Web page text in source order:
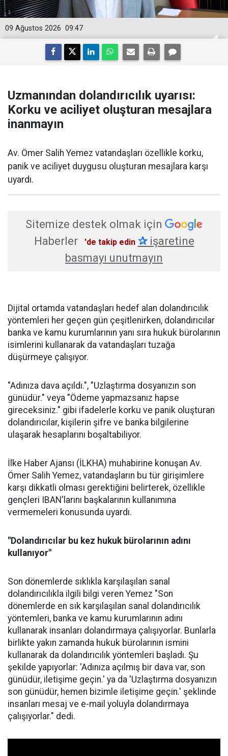
09:47
09 Ağustos 2026
Uzmanından dolandırıcılık uyarısı:
Korku ve aciliyet oluşturan mesajlara
inanmayın
Av. Ömer Salih Yemez vatandaşları özellikle korku,
panik ve aciliyet duygusu oluşturan mesajlara karşı
uyardı.
Sitemize destek olmak için
Haberler
'de takip edin ✰işaretine
basmayı unutmayın
Dijital ortamda vatandaşları hedef alan dolandırıcılık
yöntemleri her geçen gün çeşitlenirken, dolandırıcılar
banka ve kamu kurumlarının yanı sıra hukuk bürolarının
isimlerini kullanarak da vatandaşları tuzağa
düşürmeye çalışıyor.
"Adınıza dava açıldı.", "Uzlaştırma dosyanızın son
günüdür." veya "Ödeme yapmazsanız hapse
gireceksiniz." gibi ifadelerle korku ve panik oluşturan
dolandırıcılar, kişilerin şifre ve banka bilgilerine
ulaşarak hesaplarını boşaltabiliyor.
İlke Haber Ajansı (İLKHA) muhabirine konuşan Av.
Ömer Salih Yemez, vatandaşların bu tür girişimlere
karşı dikkatli olması gerektiğini belirterek, özellikle
gençleri IBAN'larını başkalarının kullanımına
vermemeleri konusunda uyardı.
"Dolandırıcılar bu kez hukuk bürolarının adını
kullanıyor"
Son dönemlerde sıklıkla karşılaşılan sanal
dolandırıcılıkla ilgili bilgi veren Yemez "Son
dönemlerde en sık karşılaşılan sanal dolandırıcılık
yöntemleri, banka ve kamu kurumlarının adını
kullanarak insanları dolandırmaya çalışıyorlar. Bunlarla
birlikte yakın zamanda hukuk bürolarının ismini
kullanarak da dolandırıcılık yöntemleri başladı. Şu
şekilde yapıyorlar: 'Adınıza açılmış bir dava var, son
günüdür, iletişime geçin.' ya da 'Uzlaştırma dosyanızın
son günüdür, hemen bizimle iletişime geçin.' şeklinde
insanları mesaj ve e-mail yoluyla dolandırmaya
çalışıyorlar." dedi.